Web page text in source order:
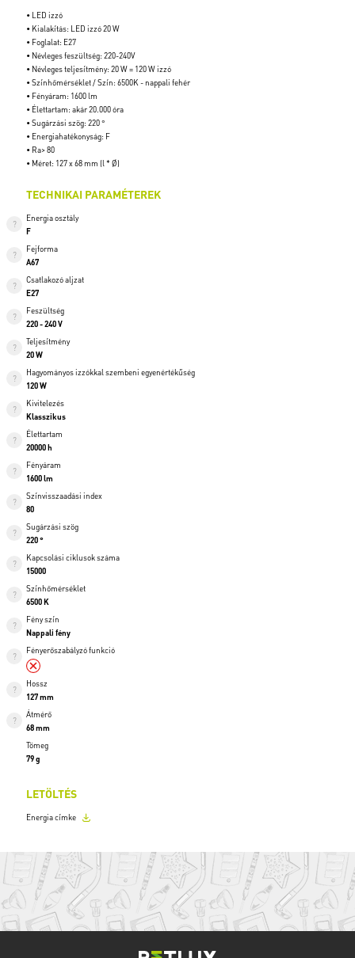
• LED izzó
• Kialakítás: LED izzó 20 W
• Foglalat: E27
• Névleges feszültség: 220-240V
• Névleges teljesítmény: 20 W = 120 W izzó
• Színhőmérséklet / Szín: 6500K - nappali fehér
• Fényáram: 1600 lm
• Élettartam: akár 20.000 óra
• Sugárzási szög: 220 °
• Energiahatékonyság: F
• Ra> 80
• Méret: 127 x 68 mm (l * Ø)
TECHNIKAI PARAMÉTEREK
Energia osztály
F
Fejforma
A67
Csatlakozó aljzat
E27
Feszültség
220 - 240 V
Teljesítmény
20 W
Hagyományos izzókkal szembeni egyenértékűség
120 W
Kivitelezés
Klasszikus
Élettartam
20000 h
Fényáram
1600 lm
Színvisszaadási index
80
Sugárzási szög
220 °
Kapcsolási ciklusok száma
15000
Színhőmérséklet
6500 K
Fény szín
Nappali fény
Fényerőszabályzó funkció
Hossz
127 mm
Átmérő
68 mm
Tömeg
79 g
LETÖLTÉS
Energia címke